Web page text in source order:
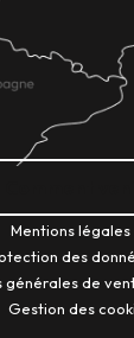
Mentions légales
des
générales de
Gestion des